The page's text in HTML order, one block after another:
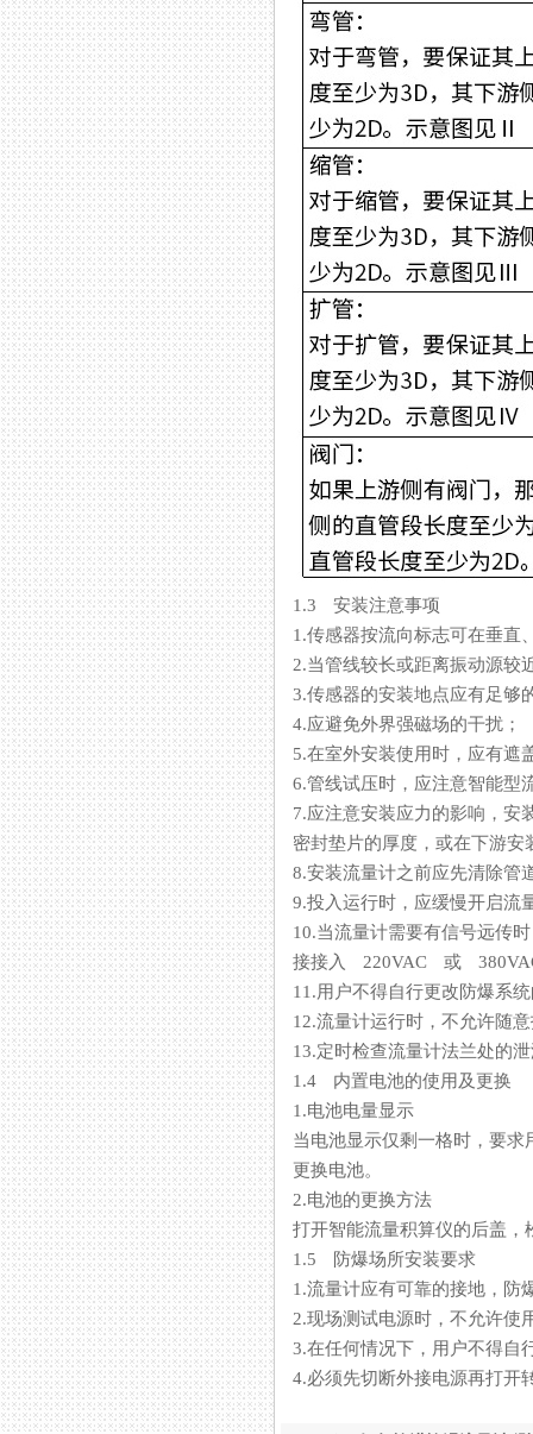
1.3 安装注意事项
1.传感器按流向标志可在垂直
2.当管线较长或距离振动源较近时
3.传感器的安装地点应有足够的
4.应避免外界强磁场的干扰；
5.在室外安装使用时，应有遮
6.管线试压时，应注意智能型
7.应注意安装应力的影响，
密封垫片的厚度，或在下游安
8.安装流量计之前应先清除管道
9.投入运行时，应缓慢开启流量
10.当流量计需要有信号远传
接接入 220VAC 或 380VAC
11.用户不得自行更改防爆系统
12.流量计运行时，不允许随意
13.定时检查流量计法兰处的泄
1.4 内置电池的使用及更换
1.电池电量显示
当电池显示仅剩一格时，要求
更换电池。
2.电池的更换方法
打开智能流量积算仪的后盖，
1.5 防爆场所安装要求
1.流量计应有可靠的接地，
2.现场测试电源时，不允许使
3.在任何情况下，用户不得自
4.必须先切断外接电源再打开转